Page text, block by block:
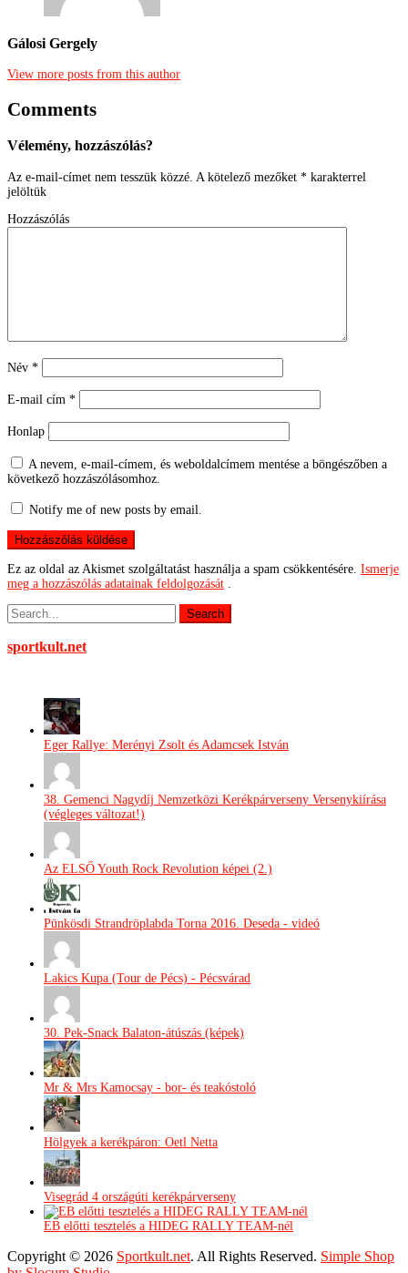
Gálosi Gergely
View more posts from this author
Comments
Vélemény, hozzászólás?
Az e-mail-címet nem tesszük közzé. A kötelező mezőket * karakterrel
jelöltük
Hozzászólás
Név *
E-mail cím *
Honlap
A nevem, e-mail-címem, és weboldalcímem mentése a böngészőben a
következő hozzászólásomhoz.
Notify me of new posts by email.
Ez az oldal az Akismet szolgáltatást használja a spam csökkentésére. Ismerje
meg a hozzászólás adatainak feldolgozását
sportkult.net
Eger Rallye: Merényi Zsolt és Adamcsek István
38. Gemenci Nagydíj Nemzetközi Kerékpárverseny Versenykiírása
(végleges változat!)
Az ELSŐ Youth Rock Revolution képei (2.)
Pünkösdi Strandröplabda Torna 2016. Deseda - videó
Lakics Kupa (Tour de Pécs) - Pécsvárad
30. Pek-Snack Balaton-átúszás (képek)
Mr & Mrs Kamocsay - bor- és teakóstoló
Hölgyek a kerékpáron: Oetl Netta
Visegrád 4 országúti kerékpárverseny
EB előtti tesztelés a HIDEG RALLY TEAM-nél
Copyright © 2026 Sportkult.net. All Rights Reserved. Simple Shop